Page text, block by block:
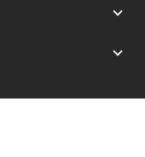

keyboard_arrow_down